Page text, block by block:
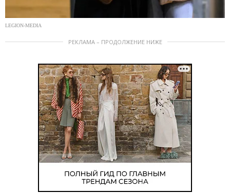
LEGION-MEDIA
РЕКЛАМА – ПРОДОЛЖЕНИЕ НИЖЕ